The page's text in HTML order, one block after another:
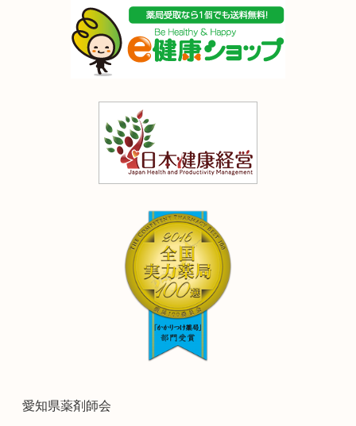
愛知県薬剤師会